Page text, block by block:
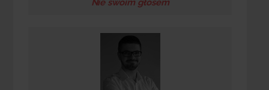
Nie swoim głosem